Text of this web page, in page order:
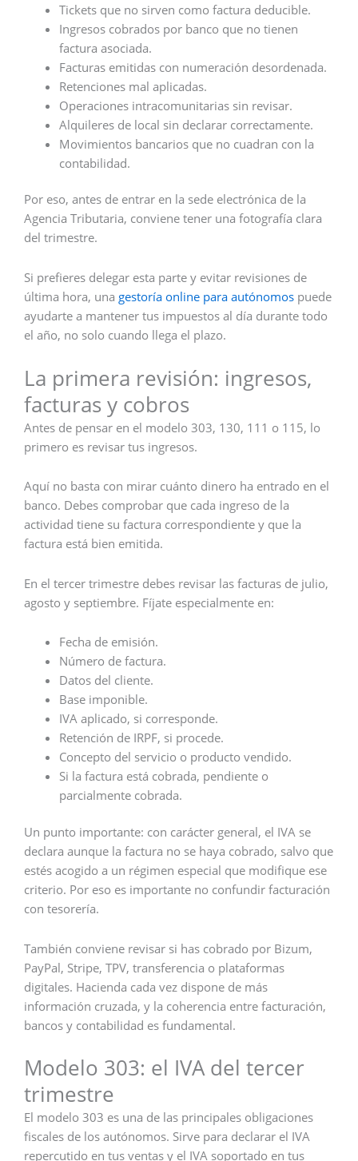
Tickets que no sirven como factura deducible.
Ingresos cobrados por banco que no tienen
factura asociada.
Facturas emitidas con numeración desordenada.
Retenciones mal aplicadas.
Operaciones intracomunitarias sin revisar.
Alquileres de local sin declarar correctamente.
Movimientos bancarios que no cuadran con la
contabilidad.
Por eso, antes de entrar en la sede electrónica de la
Agencia Tributaria, conviene tener una fotografía clara
del trimestre.
Si prefieres delegar esta parte y evitar revisiones de
última hora, una gestoría online para autónomos puede
ayudarte a mantener tus impuestos al día durante todo
el año, no solo cuando llega el plazo.
La primera revisión: ingresos,
facturas y cobros
Antes de pensar en el modelo 303, 130, 111 o 115, lo
primero es revisar tus ingresos.
Aquí no basta con mirar cuánto dinero ha entrado en el
banco. Debes comprobar que cada ingreso de la
actividad tiene su factura correspondiente y que la
factura está bien emitida.
En el tercer trimestre debes revisar las facturas de julio,
agosto y septiembre. Fíjate especialmente en:
Fecha de emisión.
Número de factura.
Datos del cliente.
Base imponible.
IVA aplicado, si corresponde.
Retención de IRPF, si procede.
Concepto del servicio o producto vendido.
Si la factura está cobrada, pendiente o
parcialmente cobrada.
Un punto importante: con carácter general, el IVA se
declara aunque la factura no se haya cobrado, salvo que
estés acogido a un régimen especial que modifique ese
criterio. Por eso es importante no confundir facturación
con tesorería.
También conviene revisar si has cobrado por Bizum,
PayPal, Stripe, TPV, transferencia o plataformas
digitales. Hacienda cada vez dispone de más
información cruzada, y la coherencia entre facturación,
bancos y contabilidad es fundamental.
Modelo 303: el IVA del tercer
trimestre
El modelo 303 es una de las principales obligaciones
fiscales de los autónomos. Sirve para declarar el IVA
repercutido en tus ventas y el IVA soportado en tus